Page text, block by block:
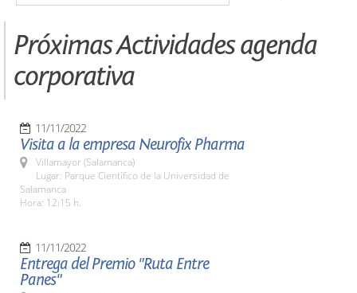
Próximas Actividades agenda
corporativa
11/11/2022
Visita a la empresa Neurofix Pharma
Villamayor (Salamanca)
Lugar: Parque Científico de la Universidad de
Salamanca
Hora: 12:15 h.
11/11/2022
Entrega del Premio "Ruta Entre
Panes"